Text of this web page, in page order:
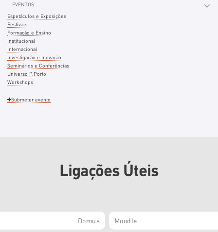
EVENTOS
Espetáculos e Exposições
Festivais
Formação e Ensino
Institucional
Internacional
Investigação e Inovação
Seminários e Conferências
Universo P.Porto
Workshops
Submeter evento
Ligações Úteis
Domus Moodle